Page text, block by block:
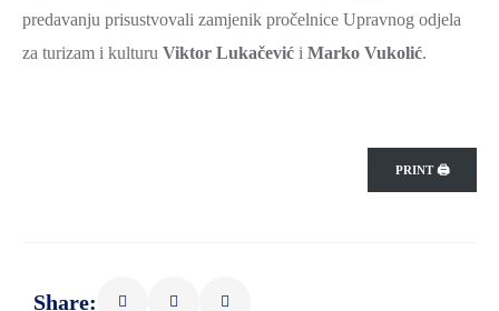
predavanju prisustvovali zamjenik pročelnice Upravnog odjela
za turizam i kulturu Viktor Lukačević i Marko Vukolić.
PRINT 🖨
Share: